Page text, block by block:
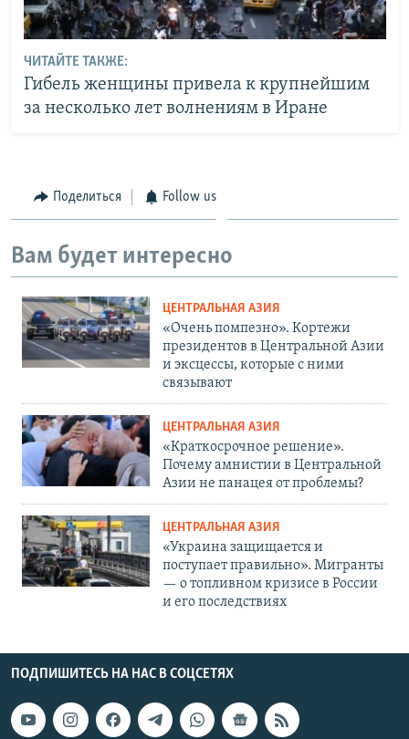
ЧИТАЙТЕ ТАКЖЕ:
Гибель женщины привела к крупнейшим
за несколько лет волнениям в Иране
Поделиться Follow us
Вам будет интересно
ЦЕНТРАЛЬНАЯ АЗИЯ
«Очень помпезно». Кортежи
президентов в Центральной Азии
и эксцессы, которые с ними
связывают
ЦЕНТРАЛЬНАЯ АЗИЯ
«Краткосрочное решение».
Почему амнистии в Центральной
Азии не панацея от проблемы?
ЦЕНТРАЛЬНАЯ АЗИЯ
«Украина защищается и
поступает правильно». Мигранты
— о топливном кризисе в России
и его последствиях
ПОДПИШИТЕСЬ НА НАС В СОЦСЕТЯХ